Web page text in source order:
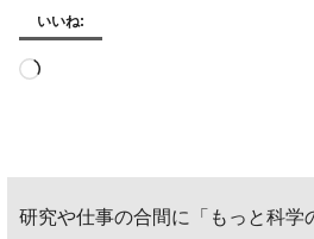
いいね:
読
中…
研究や仕事の合間に「もっと科学